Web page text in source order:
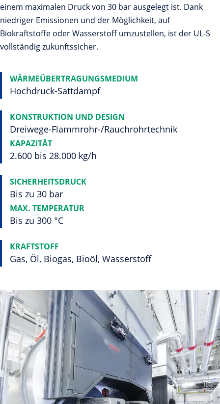
einem maximalen Druck von 30 bar ausgelegt ist. Dank
niedriger Emissionen und der Möglichkeit, auf
Biokraftstoffe oder Wasserstoff umzustellen, ist der UL-S
vollständig zukunftssicher.
WÄRMEÜBERTRAGUNGSMEDIUM
Hochdruck-Sattdampf
KONSTRUKTION UND DESIGN
Dreiwege-Flammrohr-/Rauchrohrtechnik
KAPAZITÄT
2.600 bis 28.000 kg/h
SICHERHEITSDRUCK
Bis zu 30 bar
MAX. TEMPERATUR
Bis zu 300 °C
KRAFTSTOFF
Gas, Öl, Biogas, Bioöl, Wasserstoff